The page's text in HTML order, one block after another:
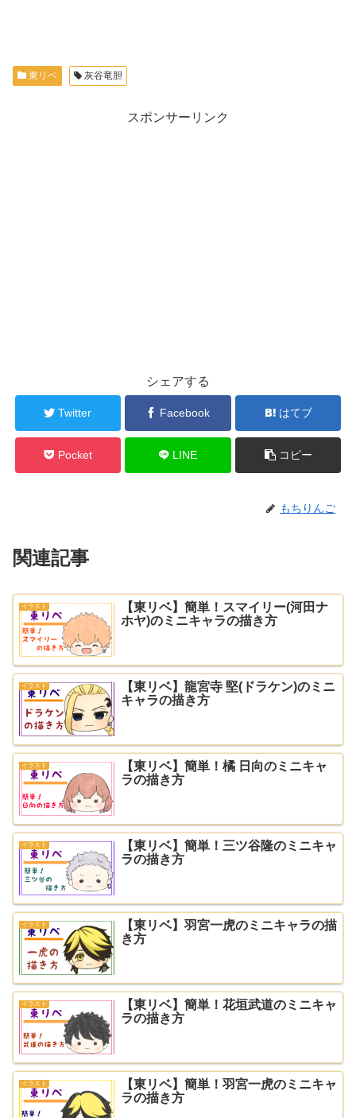
東リベ 灰谷竜胆
スポンサーリンク
シェアする
Twitter Facebook はてブ
Pocket LINE コピー
もちりんご
関連記事
イラスト
【東リベ】簡単！スマイリー(河田ナ
ホヤ)のミニキャラの描き方
イラスト
【東リベ】龍宮寺 堅(ドラケン)のミニ
キャラの描き方
イラスト
【東リベ】簡単！橘 日向のミニキャ
ラの描き方
イラスト
【東リベ】簡単！三ツ谷隆のミニキャ
ラの描き方
イラスト
【東リベ】羽宮一虎のミニキャラの描
き方
イラスト
【東リベ】簡単！花垣武道のミニキャ
ラの描き方
イラスト
【東リベ】簡単！羽宮一虎のミニキャ
ラの描き方